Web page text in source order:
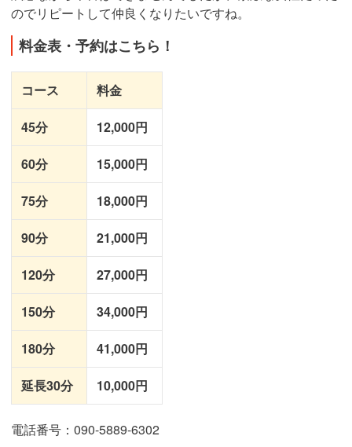
のでリピートして仲良くなりたいですね。
料金表・予約はこちら！
コース 料金
45分 12,000円
60分 15,000円
75分 18,000円
90分 21,000円
120分 27,000円
150分 34,000円
180分 41,000円
延長30分 10,000円
電話番号：090-5889-6302